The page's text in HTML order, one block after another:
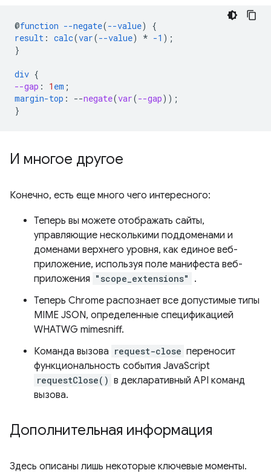
@function --negate(--value)
{
result : calc(var(--value) * -1 );
}
div {
--gap : 1 em ;
margin-top : --negate(var(--gap));
}
И многое другое
Конечно, есть еще много чего интересного:
Теперь вы можете отображать сайты,
управляющие несколькими поддоменами и
доменами верхнего уровня, как единое веб-
приложение, используя поле манифеста веб-
приложения "scope_extensions"
.
Теперь Chrome распознает все допустимые типы
MIME JSON, определенные спецификацией
WHATWG mimesniff.
Команда вызова request-close переносит
функциональность события JavaScript
requestClose() в декларативный API команд
вызова.
Дополнительная информация
Здесь описаны лишь некоторые ключевые моменты.